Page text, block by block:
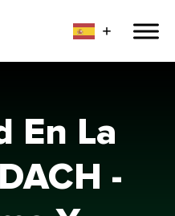
En La
-